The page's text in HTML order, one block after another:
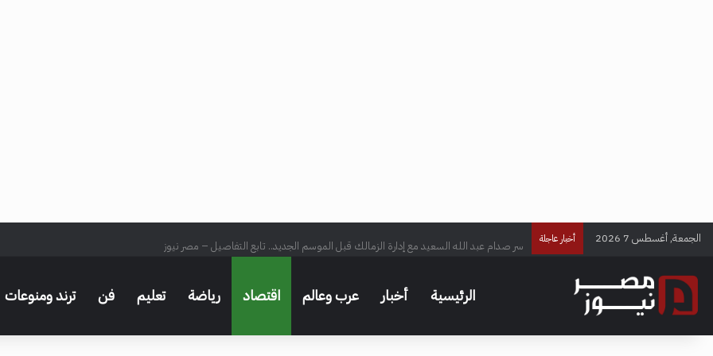
الجمعة, أغسطس 7 2026 أخبار عاجلة سر صدام عبد الله السعيد مع إدارة الزمالك قبل الموسم الجديد.. تابع التفاصيل – مصر نيوز
الرئيسية أخبار عرب وعالم اقتصاد رياضة تعليم فن ترند ومنوعات